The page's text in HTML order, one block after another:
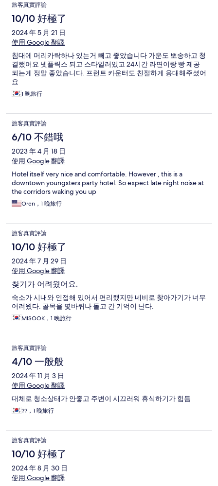
旅客真實評論
10/10 好極了
2024 年 5 月 21 日
使用 Google 翻譯
침대에 머리카락하나 있는거 빼고 좋았습니다 가운도 뽀송하고 청
결했어요 넷플릭스 되고 스타일러있고 24시간 라면이랑 빵 제공
되는게 정말 좋았습니다. 프런트 카운터도 친절하게 응대해주셨어
요
1 晚旅行
旅客真實評論
6/10 不錯哦
2023 年 4 月 18 日
使用 Google 翻譯
Hotel itself very nice and comfortable. However , this is a
downtown youngsters party hotel. So expect late night noise at
the corridors waking you up
Oren，1 晚旅行
旅客真實評論
10/10 好極了
2024 年 7 月 29 日
使用 Google 翻譯
찾기가 어려웠어요.
숙소가 시내와 인접해 있어서 편리했지만 네비로 찾아가기가 너무
어려웠다. 골목을 몇바퀴나 돌고 간 기억이 난다.
MISOOK，1 晚旅行
旅客真實評論
4/10 一般般
2024 年 11 月 3 日
使用 Google 翻譯
대체로 청소상태가 안좋고 주변이 시끄러워 휴식하기가 힘듬
??，1 晚旅行
旅客真實評論
10/10 好極了
2024 年 8 月 30 日
使用 Google 翻譯